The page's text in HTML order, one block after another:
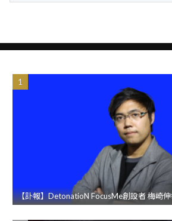
【訃報】DetonatioN FocusMe創設者 梅崎